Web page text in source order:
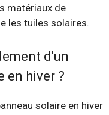
matériaux de
les tuiles solaires.
d'un
en hiver ?
solaire en hiver